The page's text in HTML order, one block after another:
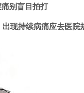
别盲目拍打
现持续病痛应去医院